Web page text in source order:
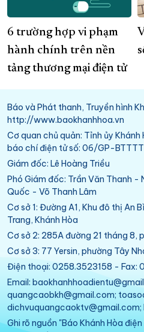
6 trường hợp vi phạm
hành chính trên nền
tảng thương mại điện tử
Báo và Phát thanh, Truyền hình
http://www.baokhanhhoa.vn
Cơ quan chủ quản: Tỉnh ủy
báo chí điện tử số: 06/GP-
Giám đốc: Lê Hoàng Triều
Phó Giám đốc: Trần Văn Thanh -
Quốc - Võ Thanh Lâm
Cơ sở 1: Đường A1, Khu đô thị An
Trang, Khánh Hòa
Cơ sở 2: 285A đường 21 tháng 8,
Cơ sở 3: 77 Yersin, phường Tây
Điện thoại: 0258.3523158 - Fax:
Email:
quangcaobkh@gmail.com;
dichvuquangcaoktv@gmail.com;
Ghi rõ nguồn "Báo Khánh Hòa